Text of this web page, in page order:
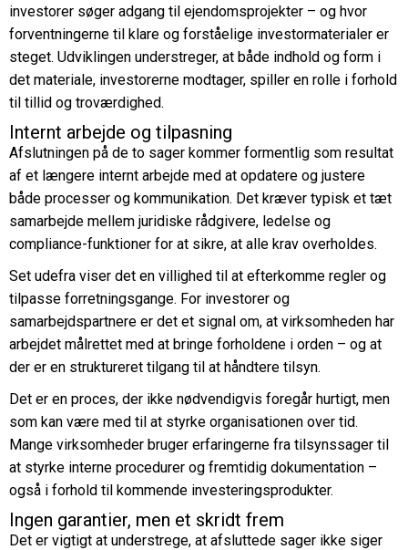
investorer søger adgang til ejendomsprojekter – og hvor
forventningerne til klare og forståelige investormaterialer er
steget. Udviklingen understreger, at både indhold og form i
det materiale, investorerne modtager, spiller en rolle i forhold
til tillid og troværdighed.
Internt arbejde og tilpasning
Afslutningen på de to sager kommer formentlig som resultat
af et længere internt arbejde med at opdatere og justere
både processer og kommunikation. Det kræver typisk et tæt
samarbejde mellem juridiske rådgivere, ledelse og
compliance-funktioner for at sikre, at alle krav overholdes.
Set udefra viser det en villighed til at efterkomme regler og
tilpasse forretningsgange. For investorer og
samarbejdspartnere er det et signal om, at virksomheden har
arbejdet målrettet med at bringe forholdene i orden – og at
der er en struktureret tilgang til at håndtere tilsyn.
Det er en proces, der ikke nødvendigvis foregår hurtigt, men
som kan være med til at styrke organisationen over tid.
Mange virksomheder bruger erfaringerne fra tilsynssager til
at styrke interne procedurer og fremtidig dokumentation –
også i forhold til kommende investeringsprodukter.
Ingen garantier, men et skridt frem
Det er vigtigt at understrege, at afsluttede sager ikke siger